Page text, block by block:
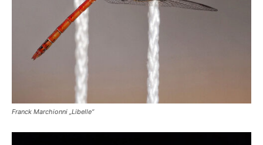
Franck Marchionni „Libelle“